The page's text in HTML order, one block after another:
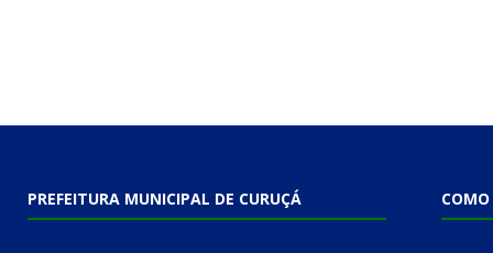
PREFEITURA MUNICIPAL DE CURUÇÁ COMO